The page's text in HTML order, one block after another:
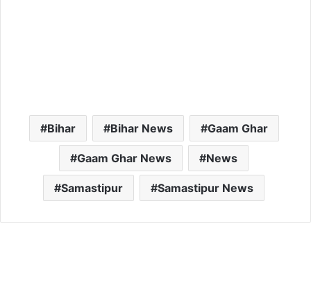
Bihar Bihar News Gaam Ghar
Gaam Ghar News News
Samastipur Samastipur News